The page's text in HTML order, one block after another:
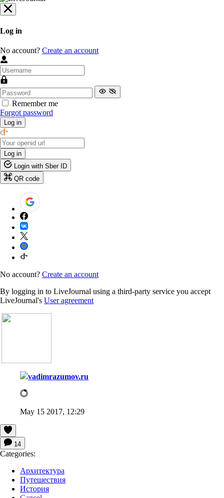
Log in
No account? Create an account
Remember me
Forgot password
Log in
Log in
Login with Sber ID
QR code
No account? Create an account
By logging in to LiveJournal using a third-party service you accept
LiveJournal's User agreement
vadimrazumov.ru
May 15 2017, 12:29
14
Categories:
Архитектура
Путешествия
История